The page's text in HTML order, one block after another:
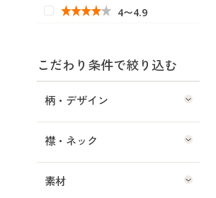
4〜4.9
こだわり条件で絞り込む
柄・デザイン
襟・ネック
素材